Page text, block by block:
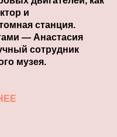
и
станция.
— Анастасия
сотрудник
музея.